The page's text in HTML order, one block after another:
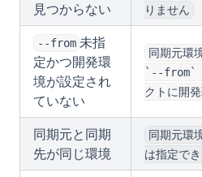
見つからない
りません
--from 未指
定かつ開発環
境が設定され
ていない
同期元環
`--from`
クトに開
同期元と同期
先が同じ環境
同期元環
は指定で